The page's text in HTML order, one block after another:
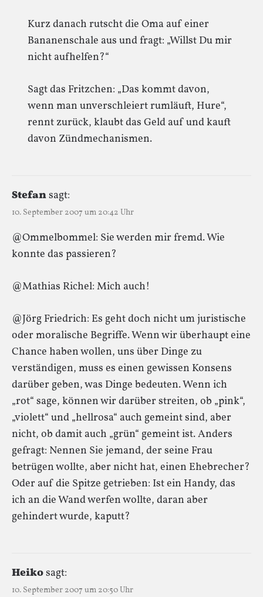
Kurz danach rutscht die Oma auf einer
Bananenschale aus und fragt: „Willst Du mir
nicht aufhelfen?“
Sagt das Fritzchen: „Das kommt davon,
wenn man unverschleiert rumläuft, Hure“,
rennt zurück, klaubt das Geld auf und kauft
davon Zündmechanismen.
Stefansagt:
10. September 2007 um 20:42 Uhr
@Ommelbommel: Sie werden mir fremd. Wie
konnte das passieren?
@Mathias Richel: Mich auch!
@Jörg Friedrich: Es geht doch nicht um juristische
oder moralische Begriffe. Wenn wir überhaupt eine
Chance haben wollen, uns über Dinge zu
verständigen, muss es einen gewissen Konsens
darüber geben, was Dinge bedeuten. Wenn ich
„rot“ sage, können wir darüber streiten, ob „pink“,
„violett“ und „hellrosa“ auch gemeint sind, aber
nicht, ob damit auch „grün“ gemeint ist. Anders
gefragt: Nennen Sie jemand, der seine Frau
betrügen wollte, aber nicht hat, einen Ehebrecher?
Oder auf die Spitze getrieben: Ist ein Handy, das
ich an die Wand werfen wollte, daran aber
gehindert wurde, kaputt?
Heikosagt:
10. September 2007 um 20:50 Uhr